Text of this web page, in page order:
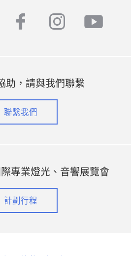
facebook
助，請與我們聯繫
聯繫我們
專業燈光、音響展覽會
計劃行程